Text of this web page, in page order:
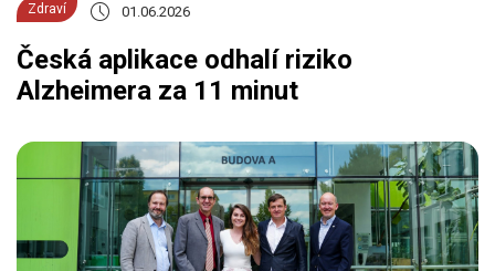
Zdraví 01.06.2026
Česká aplikace odhalí riziko
Alzheimera za 11 minut